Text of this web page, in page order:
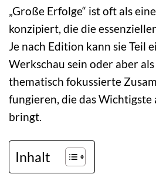
„Große Erfolge“ ist oft als
konzipiert, die die
Je nach Edition kann sie Teil
Werkschau sein oder aber
thematisch fokussierte
fungieren, die das Wichtigste
bringt.
Inhalt